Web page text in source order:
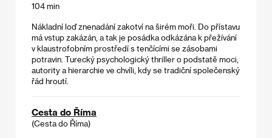
104 min
Nákladní loď znenadání zakotví na širém moři. Do přístavu
má vstup zakázán, a tak je posádka odkázána k přežívání
v klaustrofobním prostředí s tenčícími se zásobami
potravin. Turecký psychologický thriller o podstatě moci,
autority a hierarchie ve chvíli, kdy se tradiční společenský
řád hroutí.
Cesta do Říma
(Cesta do Říma)